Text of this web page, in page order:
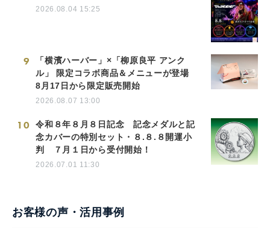
2026.08.04 15:25
9
「横濱ハーバー」×「柳原良平 アンク
ル」 限定コラボ商品＆メニューが登場
8月17日から限定販売開始
2026.08.07 13:00
10
令和８年８月８日記念 記念メダルと記
念カバーの特別セット・８.８.８開運小
判 ７月１日から受付開始！
2026.07.01 11:30
お客様の声・活用事例